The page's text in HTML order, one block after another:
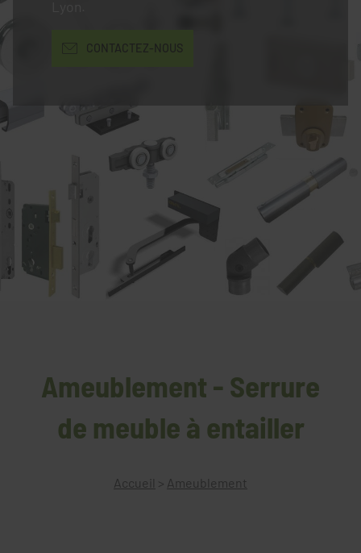
CONTACTEZ-NOUS
Ameublement - Serrure
de meuble à entailler
Accueil > Ameublement